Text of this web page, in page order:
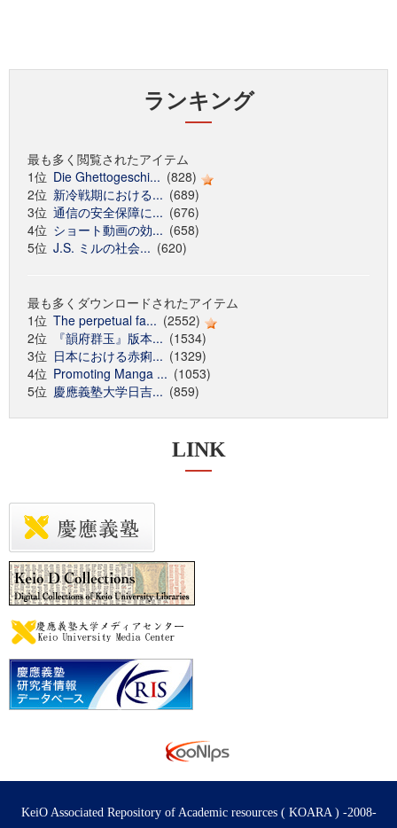
ランキング
最も多く閲覧されたアイテム
1位 Die Ghettogeschi... (828)
2位 新冷戦期における... (689)
3位 通信の安全保障に... (676)
4位 ショート動画の効... (658)
5位 J.S. ミルの社会... (620)
最も多くダウンロードされたアイテム
1位 The perpetual fa... (2552)
2位
『韻府群玉』版本... (1534)
3位 日本における赤痢... (1329)
4位 Promoting Manga ... (1053)
5位 慶應義塾大学日吉... (859)
LINK
KeiO Associated Repository of Academic resources ( KOARA ) -2008-